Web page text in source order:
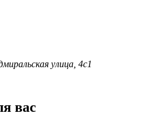
улица, 4с1
вас